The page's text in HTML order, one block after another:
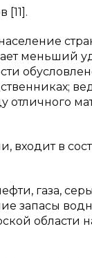
[11].
меньший
отличного
входит в
газа,
запасы
области